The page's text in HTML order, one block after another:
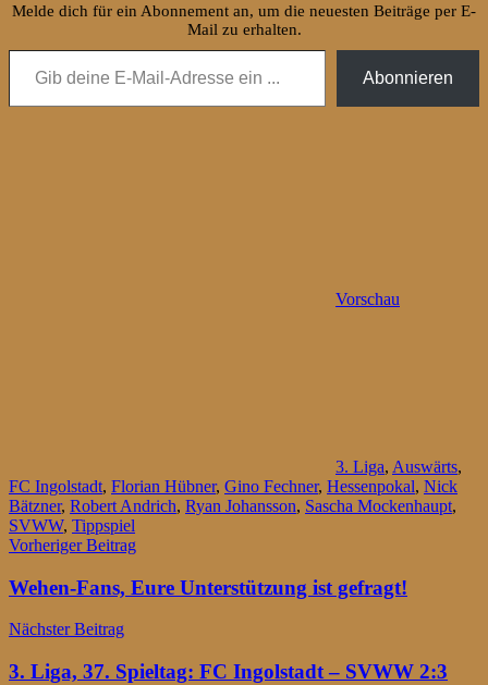
Melde dich für ein Abonnement an, um die neuesten Beiträge per E-
Mail zu erhalten.
Gib deine E-Mail-Adresse ein ...
Abonnieren
Vorschau
3. Liga, Auswärts,
FC Ingolstadt, Florian Hübner, Gino Fechner, Hessenpokal, Nick
Bätzner, Robert Andrich, Ryan Johansson, Sascha Mockenhaupt,
SVWW, Tippspiel
Beitragsnavigation
Vorheriger Beitrag
Wehen-Fans, Eure Unterstützung ist gefragt!
Nächster Beitrag
3. Liga, 37. Spieltag: FC Ingolstadt – SVWW 2:3